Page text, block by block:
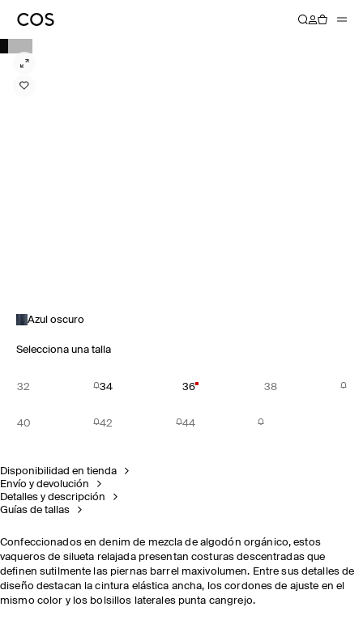
Azul oscuro
Selecciona una talla
32 34 36 38
40 42 44
Disponibilidad en tienda
Envío y devolución
Detalles y descripción
Guías de tallas
Confeccionados en denim de mezcla de algodón orgánico, estos
vaqueros de silueta relajada presentan costuras descentradas que
definen sutilmente las piernas barrel maxivolumen. Entre sus detalles de
diseño destacan la cintura elástica ancha, los cordones de ajuste en el
mismo color y los bolsillos laterales punta cangrejo.